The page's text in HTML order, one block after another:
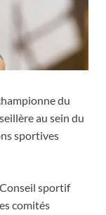
du
au sein du
sportives
Conseil sportif
comités